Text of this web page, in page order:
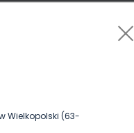
Wielkopolski (63-
KULTURA I
WYWIADY